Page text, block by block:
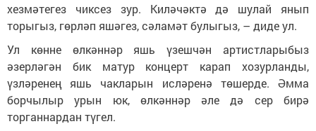
хезмәтегез чиксез зур. Киләчәктә дә шулай янып
торыгыз, гөрләп яшәгез, сәламәт булыгыз, – диде ул.
Ул көнне өлкәннәр яшь үзешчән артистларыбыз
әзерләгән бик матур концерт карап хозурланды,
үзләренең яшь чакларын исләренә төшерде. Әмма
борчылыр урын юк, өлкәннәр әле дә сер бирә
торганнардан түгел.